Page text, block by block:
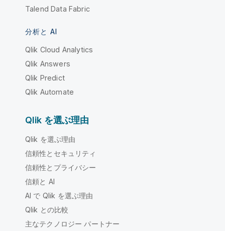
Talend Data Fabric
分析と AI
Qlik Cloud Analytics
Qlik Answers
Qlik Predict
Qlik Automate
Qlik を選ぶ理由
Qlik を選ぶ理由
信頼性とセキュリティ
信頼性とプライバシー
信頼と AI
AI で Qlik を選ぶ理由
Qlik との比較
主なテクノロジー パートナー